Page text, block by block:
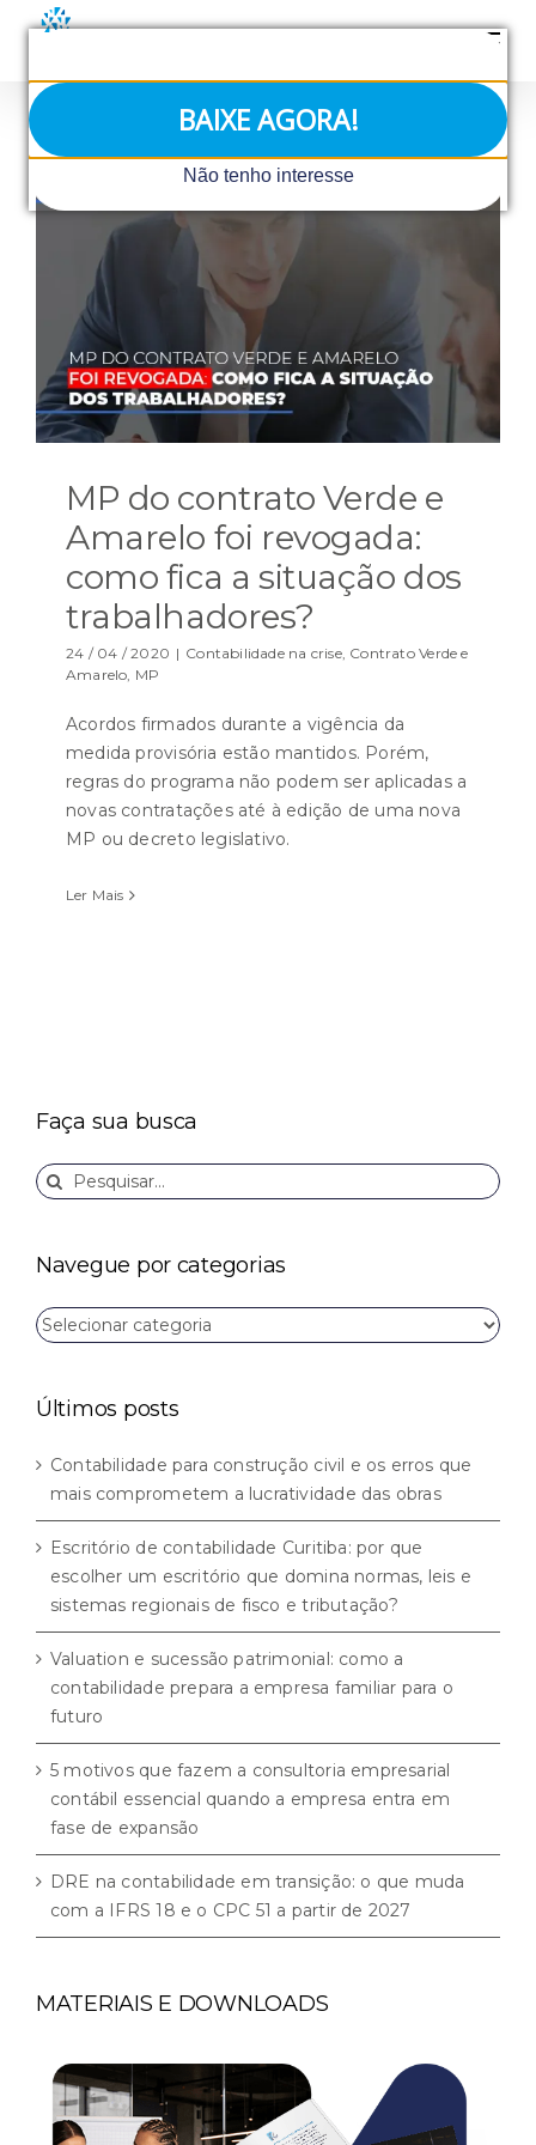
BAIXE AGORA!
Não tenho interesse
conteúdo
MP do contrato Verde e
Amarelo foi revogada:
como fica a situação dos
trabalhadores?
24 / 04 / 2020 | Contabilidade na crise, Contrato Verde e
Amarelo, MP
Acordos firmados durante a vigência da
medida provisória estão mantidos. Porém,
regras do programa não podem ser aplicadas a
novas contratações até à edição de uma nova
MP ou decreto legislativo.
Ler Mais
Faça sua busca
Buscar
resultados
Navegue por categorias
Navegue
por
Últimos posts
Contabilidade para construção civil e os erros que
mais comprometem a lucratividade das obras
Escritório de contabilidade Curitiba: por que
escolher um escritório que domina normas, leis e
sistemas regionais de fisco e tributação?
Valuation e sucessão patrimonial: como a
contabilidade prepara a empresa familiar para o
futuro
5 motivos que fazem a consultoria empresarial
contábil essencial quando a empresa entra em
fase de expansão
DRE na contabilidade em transição: o que muda
com a IFRS 18 e o CPC 51 a partir de 2027
MATERIAIS E DOWNLOADS